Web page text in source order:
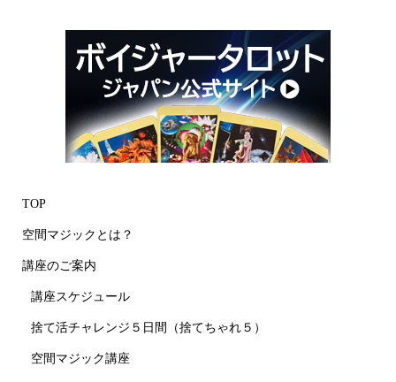
TOP
空間マジックとは？
講座のご案内
講座スケジュール
捨て活チャレンジ５日間（捨てちゃれ５）
空間マジック講座